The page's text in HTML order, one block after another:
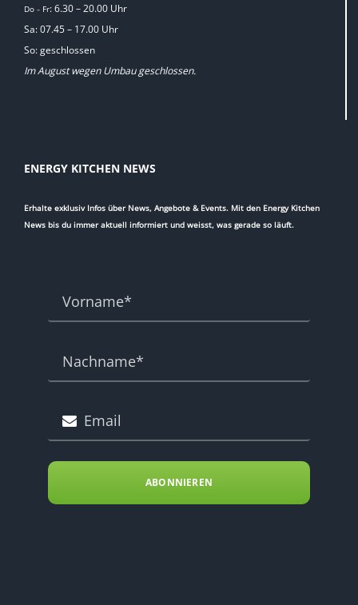
Do – Fr: 6.30 – 20.00 Uhr
Sa: 07.45 – 17.00 Uhr
So: geschlossen
Im August wegen Umbau geschlossen.
ENERGY KITCHEN NEWS
Erhalte exklusiv Infos über News, Angebote & Events. Mit den Energy Kitchen
News bis du immer aktuell informiert und weisst, was gerade so läuft.
ABONNIEREN